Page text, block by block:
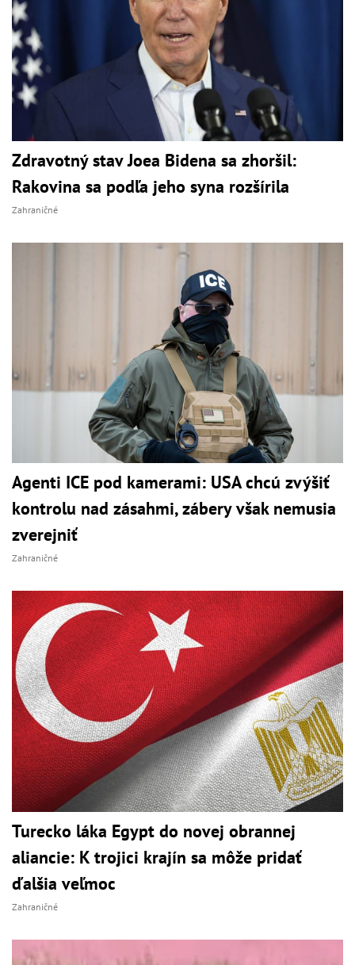
Zdravotný stav Joea Bidena sa zhoršil:
Rakovina sa podľa jeho syna rozšírila
Zahraničné
Agenti ICE pod kamerami: USA chcú zvýšiť
kontrolu nad zásahmi, zábery však nemusia
zverejniť
Zahraničné
Turecko láka Egypt do novej obrannej
aliancie: K trojici krajín sa môže pridať
ďalšia veľmoc
Zahraničné